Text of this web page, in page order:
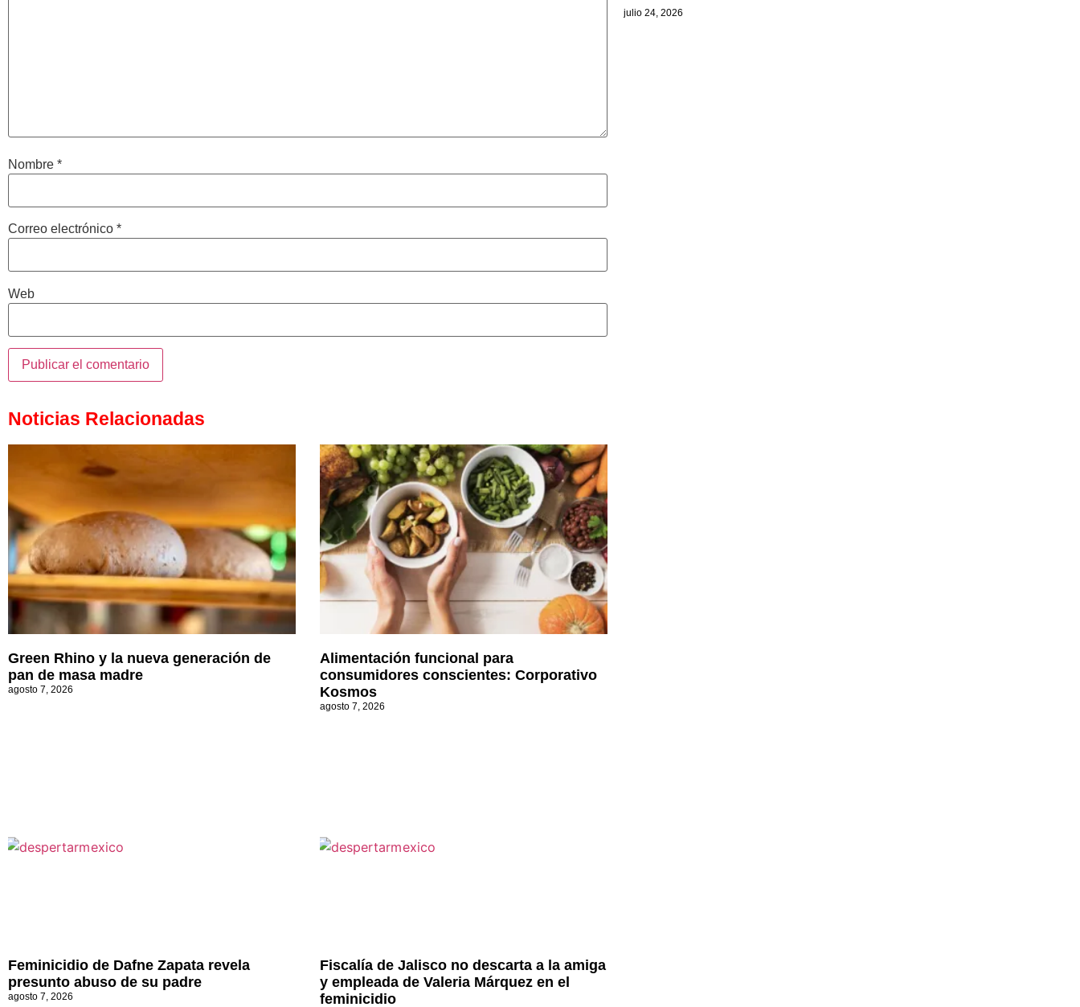
Nombre *
Correo electrónico *
Web
Noticias Relacionadas
Green Rhino y la nueva generación de
pan de masa madre
agosto 7, 2026
Alimentación funcional para
consumidores conscientes: Corporativo
Kosmos
agosto 7, 2026
Feminicidio de Dafne Zapata revela
presunto abuso de su padre
agosto 7, 2026
Fiscalía de Jalisco no descarta a la amiga
y empleada de Valeria Márquez en el
feminicidio
julio 24, 2026